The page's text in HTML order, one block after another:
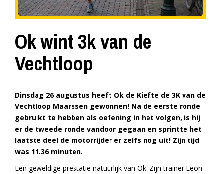
Ok wint 3k van de
Vechtloop
Dinsdag 26 augustus heeft Ok de Kiefte de 3K van de
Vechtloop Maarssen gewonnen! Na de eerste ronde
gebruikt te hebben als oefening in het volgen, is hij
er de tweede ronde vandoor gegaan en sprintte het
laatste deel de motorrijder er zelfs nog uit! Zijn tijd
was 11.36 minuten.
Een geweldige prestatie natuurlijk van Ok. Zijn trainer Leon